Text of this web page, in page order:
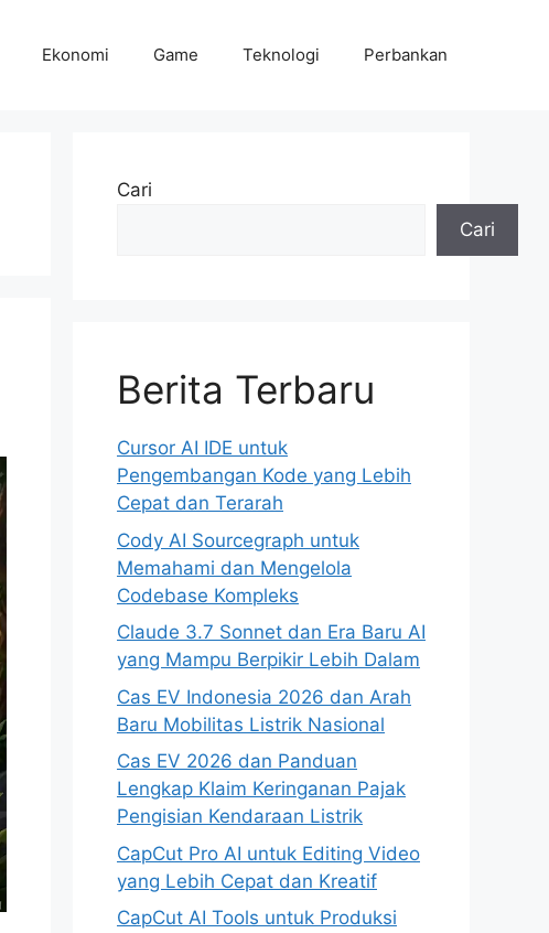
Ekonomi Game Teknologi Perbankan
Cari
Cari
Berita Terbaru
Cursor AI IDE untuk
Pengembangan Kode yang Lebih
Cepat dan Terarah
Cody AI Sourcegraph untuk
Memahami dan Mengelola
Codebase Kompleks
Claude 3.7 Sonnet dan Era Baru AI
yang Mampu Berpikir Lebih Dalam
Cas EV Indonesia 2026 dan Arah
Baru Mobilitas Listrik Nasional
Cas EV 2026 dan Panduan
Lengkap Klaim Keringanan Pajak
Pengisian Kendaraan Listrik
CapCut Pro AI untuk Editing Video
yang Lebih Cepat dan Kreatif
CapCut AI Tools untuk Produksi